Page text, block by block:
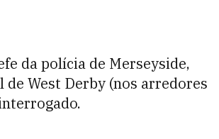
da polícia de Merseyside,
West Derby (nos arredores